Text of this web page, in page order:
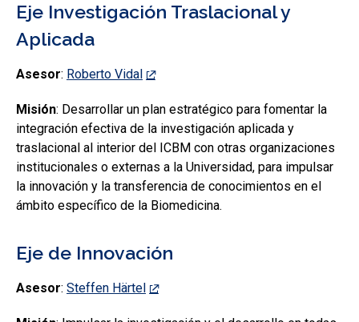
Eje Investigación Traslacional y
Aplicada
Asesor: Roberto Vidal
Misión: Desarrollar un plan estratégico para fomentar la
integración efectiva de la investigación aplicada y
traslacional al interior del ICBM con otras organizaciones
institucionales o externas a la Universidad, para impulsar
la innovación y la transferencia de conocimientos en el
ámbito específico de la Biomedicina.
Eje de Innovación
Asesor: Steffen Härtel